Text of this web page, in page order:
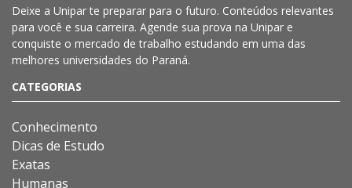
Deixe a Uniparte preparar para o futuro. Conteúdos relevantes
para você e sua carreira. Agende sua prova na Unipar e
conquiste o mercado de trabalho estudando em uma das
melhores universidades do Paraná.
CATEGORIAS
Conhecimento
Dicas de Estudo
Exatas
Humanas